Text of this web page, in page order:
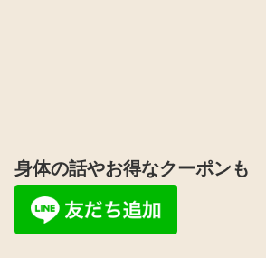
身体の話やお得なクーポンも